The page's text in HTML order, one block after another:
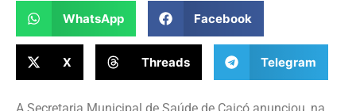
WhatsApp
Facebook
X Threads Telegram